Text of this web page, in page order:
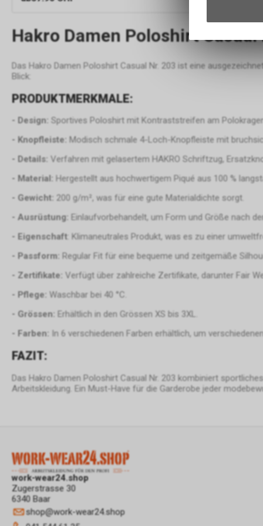
Hakro Damen Poloshirt Casual
Das Hakro Damen Poloshirt Casual Nr. 203 ist eine
Blick:
PRODUKTMERKMALE:
- Design: Sportives Poloshirt mit Kontraststreifen am
- Knopfleiste: Modisch schmale 4-Loch-Knopfleiste mit
- Details: Verfahren mit gelasertem HAKRO Schriftzug,
- Material:
Hergestellt aus hochwertigem Piqué aus 100 %
- Gewicht: 200 g/m², was für eine gute Materialdichte sorgt.
- Ausrüstung:
Einlaufvorbehandelt, um Form und Größe nach
- Eigenschaft : Klimaneutrales Produkt, was es zu einer
- Passform: Regular Fit für eine bequeme und zeitgemäße
- Zertifikate: Verfügt über zahlreiche Zertifikate, darunter Fair
- Pflege: Waschbar bei 40 °C.
- Grössen:
Erhältlich in den Grössen XS bis 3XL.
- Farben:
In 6 verschiedenen Farben erhältlich, um
FAZIT:
Das Hakro Damen Poloshirt Casual Nr. 203 kombiniert
Arbeitskleidung. Ein Must-Have für die Garderobe jeder
work-wear24.shop
Zugerstrasse 30
6340 Baar
shop@work-wear24.shop